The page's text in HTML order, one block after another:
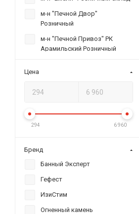
м-н "Печной Двор"
Розничный
м-н "Печной Привоз" РК
Арамильский Розничный
м-н "Печной Эксперт" КОР,
м-н "Про Печи" РК
Новомосковский Розничный
Цена
294 6 960
Бренд
Банный Эксперт
Гефест
ИзиСтим
Огненный камень